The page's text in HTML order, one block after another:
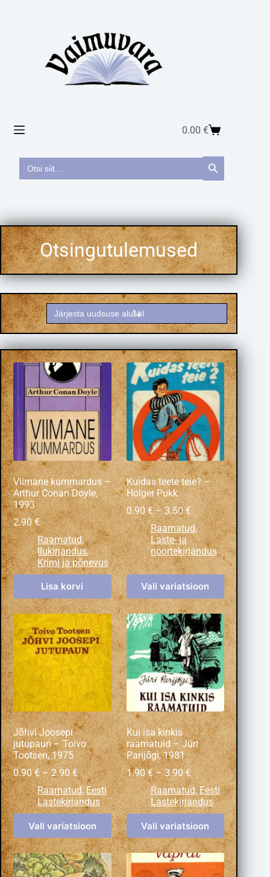
0.00€
Search
for:
Search Button
Viimane kummardus –
Arthur Conan Doyle,
1993
2.90€
Raamatud,
Ilukirjandus,
Krimi ja põnevus
Lisa korvi
Kuidas teete teie? –
Holger Pukk
0.90€ – 3.50€
Raamatud,
Laste- ja
noortekirjandus
Vali variatsioon
Jõhvi Joosepi
jutupaun – Toivo
Tootsen, 1975
0.90€ – 2.90€
Raamatud, Eesti
Lastekirjandus
Vali variatsioon
Kui isa kinkis
raamatuid – Jüri
Parijõgi, 1981
1.90€ – 3.90€
Raamatud,Eesti
Lastekirjandus
Vali variatsioon